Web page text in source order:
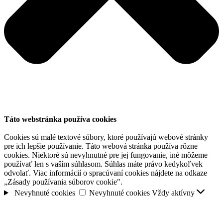
Táto webstránka používa cookies
Cookies sú malé textové súbory, ktoré používajú webové stránky
pre ich lepšie používanie. Táto webová stránka používa rôzne
cookies. Niektoré sú nevyhnutné pre jej fungovanie, iné môžeme
používať len s vaším súhlasom. Súhlas máte právo kedykoľvek
odvolať. Viac informácií o spracúvaní cookies nájdete na odkaze
„Zásady používania súborov cookie".
Nevyhnuté cookies
Nevyhnuté cookies Vždy aktívny